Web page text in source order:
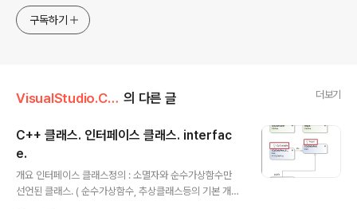
구독하기
VisualStudio.C++.C#/코딩팁,함수활용,단편 의 다른 글 더보기
C++ 클래스. 인터페이스 클래스. interfac
e.
개요 인터페이스 클래스정의 : 소멸자와 순수가상함수만
선언된 클래스. ( 순수가상함수, 추상클래스등의 기본 개념